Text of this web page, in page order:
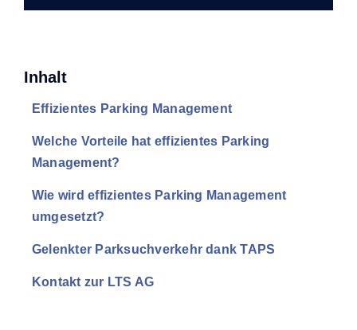
Inhalt
Effizientes Parking Management
Welche Vorteile hat effizientes Parking
Management?
Wie wird effizientes Parking Management
umgesetzt?
Gelenkter Parksuchverkehr dank TAPS
Kontakt zur LTS AG